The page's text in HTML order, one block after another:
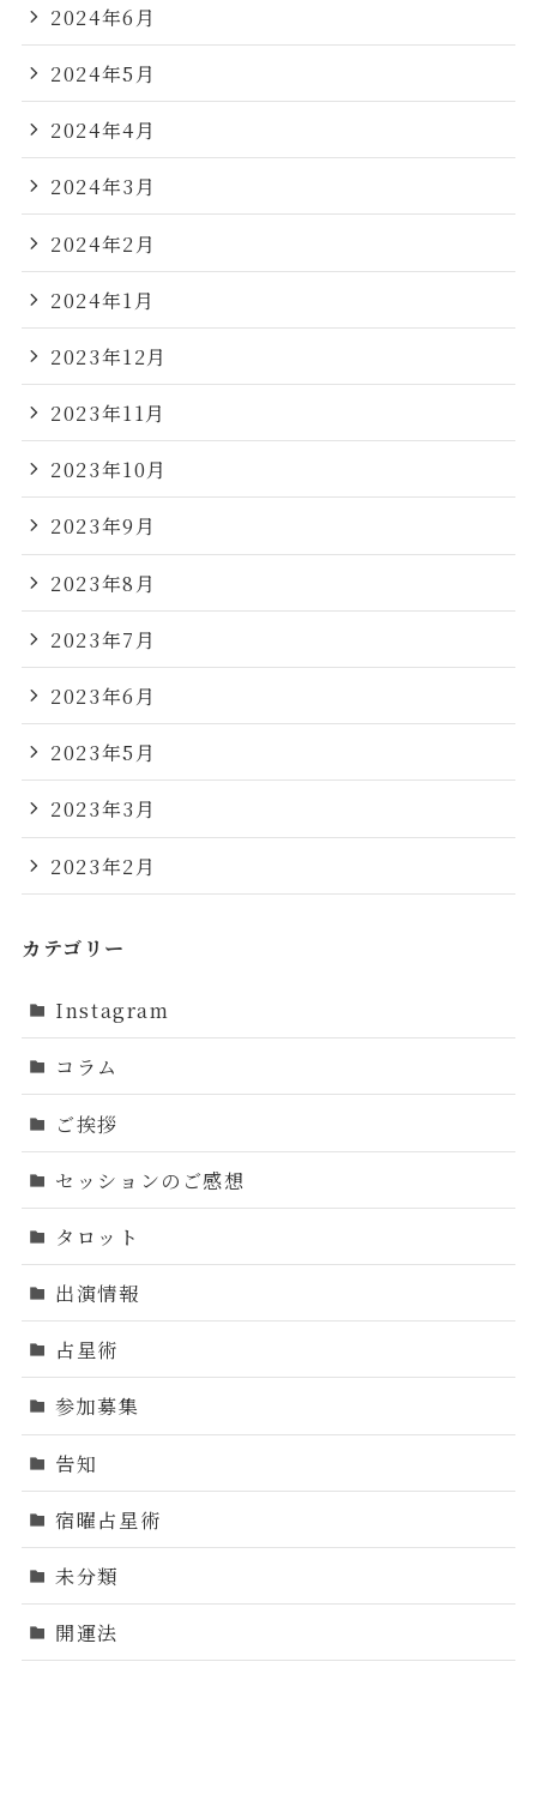
2024年6月
2024年5月
2024年4月
2024年3月
2024年2月
2024年1月
2023年12月
2023年11月
2023年10月
2023年9月
2023年8月
2023年7月
2023年6月
2023年5月
2023年3月
2023年2月
カテゴリー
Instagram
コラム
ご挨拶
セッションのご感想
タロット
出演情報
占星術
参加募集
告知
宿曜占星術
未分類
開運法